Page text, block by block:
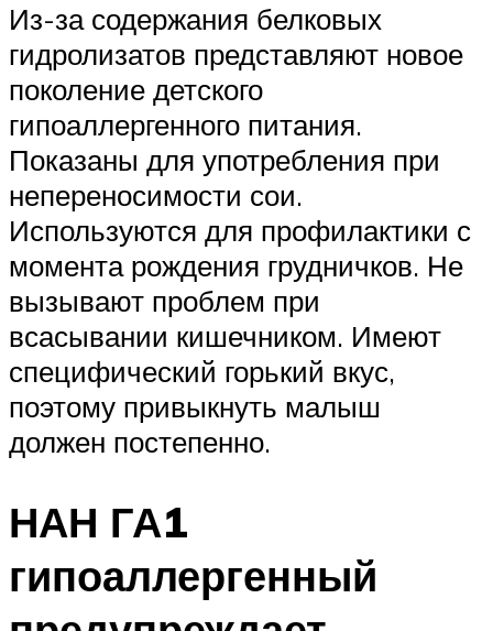
Из-за содержания белковых
гидролизатов представляют новое
поколение детского
гипоаллергенного питания.
Показаны для употребления при
непереносимости сои.
Используются для профилактики с
момента рождения грудничков. Не
вызывают проблем при
всасывании кишечником. Имеют
специфический горький вкус,
поэтому привыкнуть малыш
должен постепенно.
НАН ГА1
гипоаллергенный